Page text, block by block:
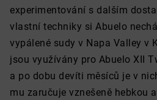
experimentování s dalším
vlastní techniky si Abuelo
vypálené sudy v Napa Valley v
jsou využívány pro Abuelo XII
a po dobu devíti měsíců je v
mu zaručuje vznešeně hebkou